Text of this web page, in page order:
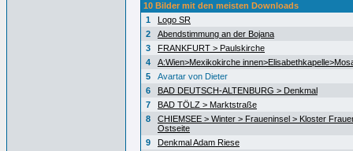
10 Bilder mit den meisten Downloads
1
Logo SR
2
Abendstimmung an der Bojana
3
FRANKFURT > Paulskirche
4
A:Wien>Mexikokirche
5
Avartar von Dieter
6
BAD DEUTSCH-ALTENBURG > Denkmal
7
BAD TÖLZ > Marktstraße
8
CHIEMSEE > Winter > Fraueninsel > Kloster
Ostseite
9
Denkmal Adam Riese